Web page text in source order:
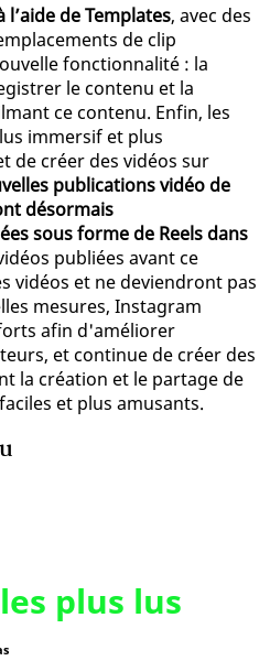
de Templates, avec des
de clip
fonctionnalité : la
le contenu et la
ce contenu. Enfin, les
immersif et plus
de créer des vidéos sur
publications vidéo de
désormais
sous forme de Reels dans
publiées avant ce
vidéos et ne deviendront pas
mesures, Instagram
afin d'améliorer
et continue de créer des
la création et le partage de
et plus amusants.
les plus lus